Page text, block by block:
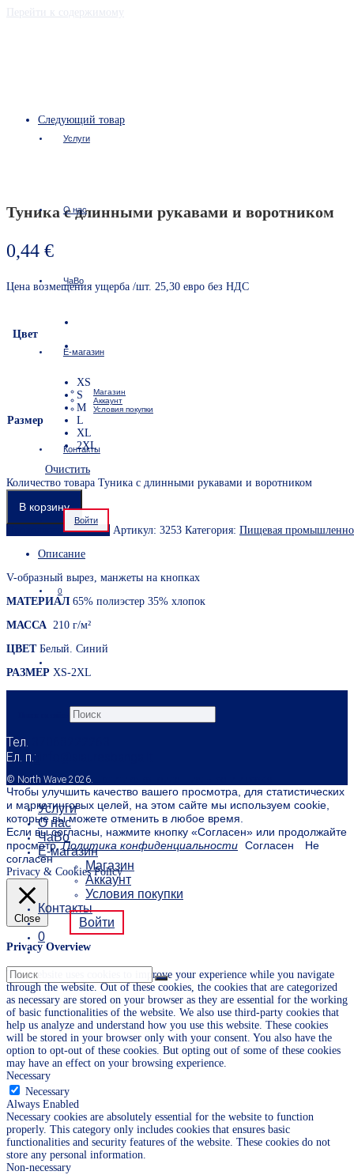
Перейти к содержимому
Услуги
О нас
ЧаВо
Е-магазин
Магазин
Аккаунт
Условия покупки
Контакты
Войти
0
Услуги
О нас
ЧаВо
Е-магазин
Магазин
Аккаунт
Условия покупки
Контакты
Войти
0
Следующий товар
Туника с длинными рукавами и воротником
0,44 €
Цена возмещения ущерба /шт. 25,30 евро без НДС
Цвет
Размер
XS
S
M
L
XL
2XL
Очистить
Количество товара Туника с длинными рукавами и воротником
В корзину
Продолжить покупки Артикул: 3253 Категория: Пищевая
Описание
V-образный вырез, манжеты на кнопках
МАТЕРИАЛ65% полиэстер 35% хлопок
МАССА 210 г/м²
ЦВЕТБелый. Синий
РАЗМЕР XS-2XL
Тел.
Eл. п.:
© North Wave 2026.
Чтобы улучшить качество вашего просмотра, для статистических
и маркетинговых целей, на этом сайте мы используем cookie,
которые вы можете отменить в любое время.
Если вы согласны, нажмите кнопку «Согласен» или продолжайте
просмотр.Политика конфиденциальности Согласен
Не
согласен
Privacy & Cookies Policy
Close
Privacy Overview
This website uses cookies to improve your experience while you navigate
through the website. Out of these cookies, the cookies that are categorized
as necessary are stored on your browser as they are essential for the working
of basic functionalities of the website. We also use third-party cookies that
help us analyze and understand how you use this website. These cookies
will be stored in your browser only with your consent. You also have the
option to opt-out of these cookies. But opting out of some of these cookies
may have an effect on your browsing experience.
Necessary
Necessary
Always Enabled
Necessary cookies are absolutely essential for the website to function
properly. This category only includes cookies that ensures basic
functionalities and security features of the website. These cookies do not
store any personal information.
Non-necessary